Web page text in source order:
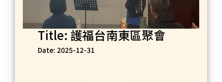
Title: 護福台南東區聚會
Date: 2025-12-31